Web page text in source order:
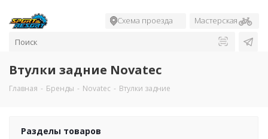
Схема проезда Мастерская
Втулки задние Novatec
Главная - Бренды - Novatec - Втулки задние
Разделы товаров